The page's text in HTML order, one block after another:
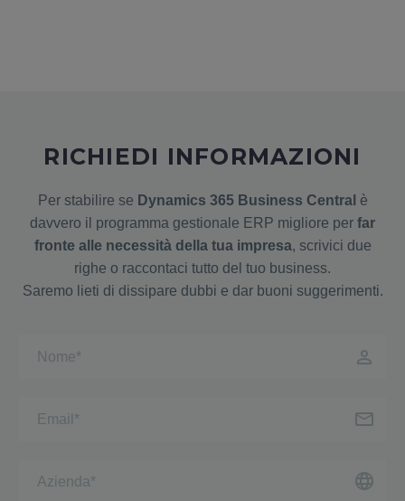
RICHIEDI INFORMAZIONI
Per stabilire se Dynamics 365 Business Central è
davvero il programma gestionale ERP migliore per far
fronte alle necessità della tua impresa, scrivici due
righe o raccontaci tutto del tuo business.
Saremo lieti di dissipare dubbi e dar buoni suggerimenti.